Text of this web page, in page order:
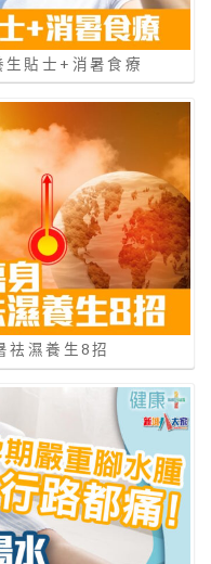
貼士+消暑食療
祛濕養生8招